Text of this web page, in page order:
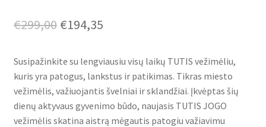
€299,00 Original
was:
€299,00.
€194,35Current
is:
€194,35.
Susipažinkite su lengviausiu visų laikų TUTIS vežimėliu,
kuris yra patogus, lankstus ir patikimas. Tikras miesto
vežimėlis, važiuojantis švelniai ir sklandžiai. Įkvėptas šių
dienų aktyvaus gyvenimo būdo, naujasis TUTIS JOGO
vežimėlis skatina aistrą mėgautis patogiu važiavimu